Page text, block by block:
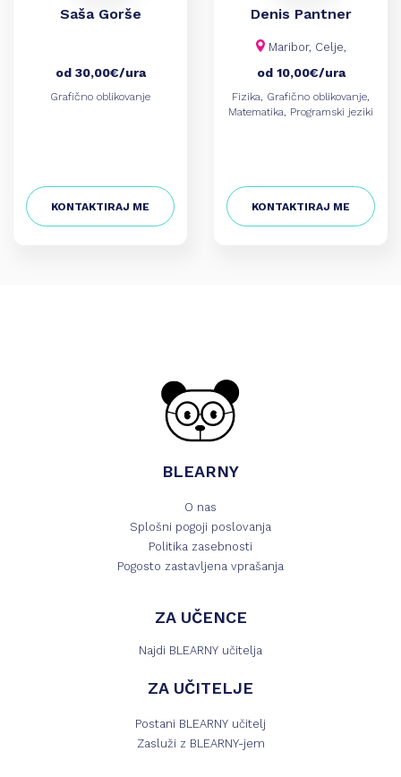
Krško
Murska Sobota
Nova Gorica
Podravska
Pomurska
Posavska
Saša Gorše
od 30,00€/ura
Grafično oblikovanje
KONTAKTIRAJ ME
Denis Pantner
Maribor, Celje,
od 10,00€/ura
Fizika, Grafično oblikovanje,
Matematika, Programski jeziki
KONTAKTIRAJ ME
BLEARNY
O nas
Splošni pogoji poslovanja
Politika zasebnosti
Pogosto zastavljena vprašanja
ZA UČENCE
Najdi BLEARNY učitelja
ZA UČITELJE
Postani BLEARNY učitelj
Zasluži z BLEARNY-jem